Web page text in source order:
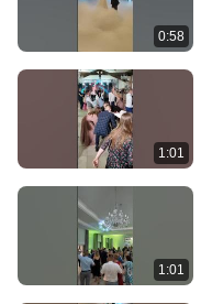
0:58
1:01
1:01